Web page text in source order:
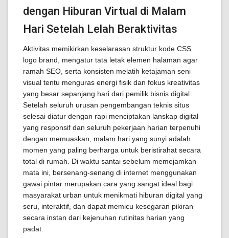
dengan Hiburan Virtual di Malam
Hari Setelah Lelah Beraktivitas
Aktivitas memikirkan keselarasan struktur kode CSS
logo brand, mengatur tata letak elemen halaman agar
ramah SEO, serta konsisten melatih ketajaman seni
visual tentu menguras energi fisik dan fokus kreativitas
yang besar sepanjang hari dari pemilik bisnis digital.
Setelah seluruh urusan pengembangan teknis situs
selesai diatur dengan rapi menciptakan lanskap digital
yang responsif dan seluruh pekerjaan harian terpenuhi
dengan memuaskan, malam hari yang sunyi adalah
momen yang paling berharga untuk beristirahat secara
total di rumah. Di waktu santai sebelum memejamkan
mata ini, bersenang-senang di internet menggunakan
gawai pintar merupakan cara yang sangat ideal bagi
masyarakat urban untuk menikmati hiburan digital yang
seru, interaktif, dan dapat memicu kesegaran pikiran
secara instan dari kejenuhan rutinitas harian yang
padat.